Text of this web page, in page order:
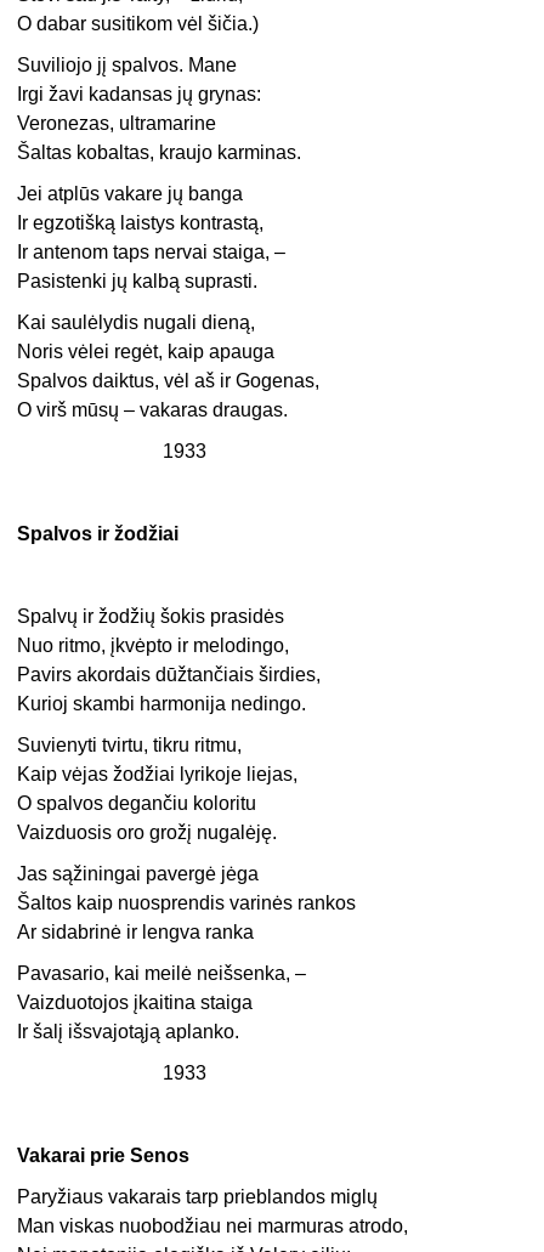
O dabar susitikom vėl šičia.)
Suviliojo jį spalvos. Mane
Irgi žavi kadansas jų grynas:
Veronezas, ultramarine
Šaltas kobaltas, kraujo karminas.
Jei atplūs vakare jų banga
Ir egzotišką laistys kontrastą,
Ir antenom taps nervai staiga, –
Pasistenki jų kalbą suprasti.
Kai saulėlydis nugali dieną,
Noris vėlei regėt, kaip apauga
Spalvos daiktus, vėl aš ir Gogenas,
O virš mūsų – vakaras draugas.
1933
Spalvos ir žodžiai
Spalvų ir žodžių šokis prasidės
Nuo ritmo, įkvėpto ir melodingo,
Pavirs akordais dūžtančiais širdies,
Kurioj skambi harmonija nedingo.
Suvienyti tvirtu, tikru ritmu,
Kaip vėjas žodžiai lyrikoje liejas,
O spalvos degančiu koloritu
Vaizduosis oro grožį nugalėję.
Jas sąžiningai pavergė jėga
Šaltos kaip nuosprendis varinės rankos
Ar sidabrinė ir lengva ranka
Pavasario, kai meilė neišsenka, –
Vaizduotojos įkaitina staiga
Ir šalį išsvajotąją aplanko.
1933
Vakarai prie Senos
Paryžiaus vakarais tarp prieblandos miglų
Man viskas nuobodžiau nei marmuras atrodo,